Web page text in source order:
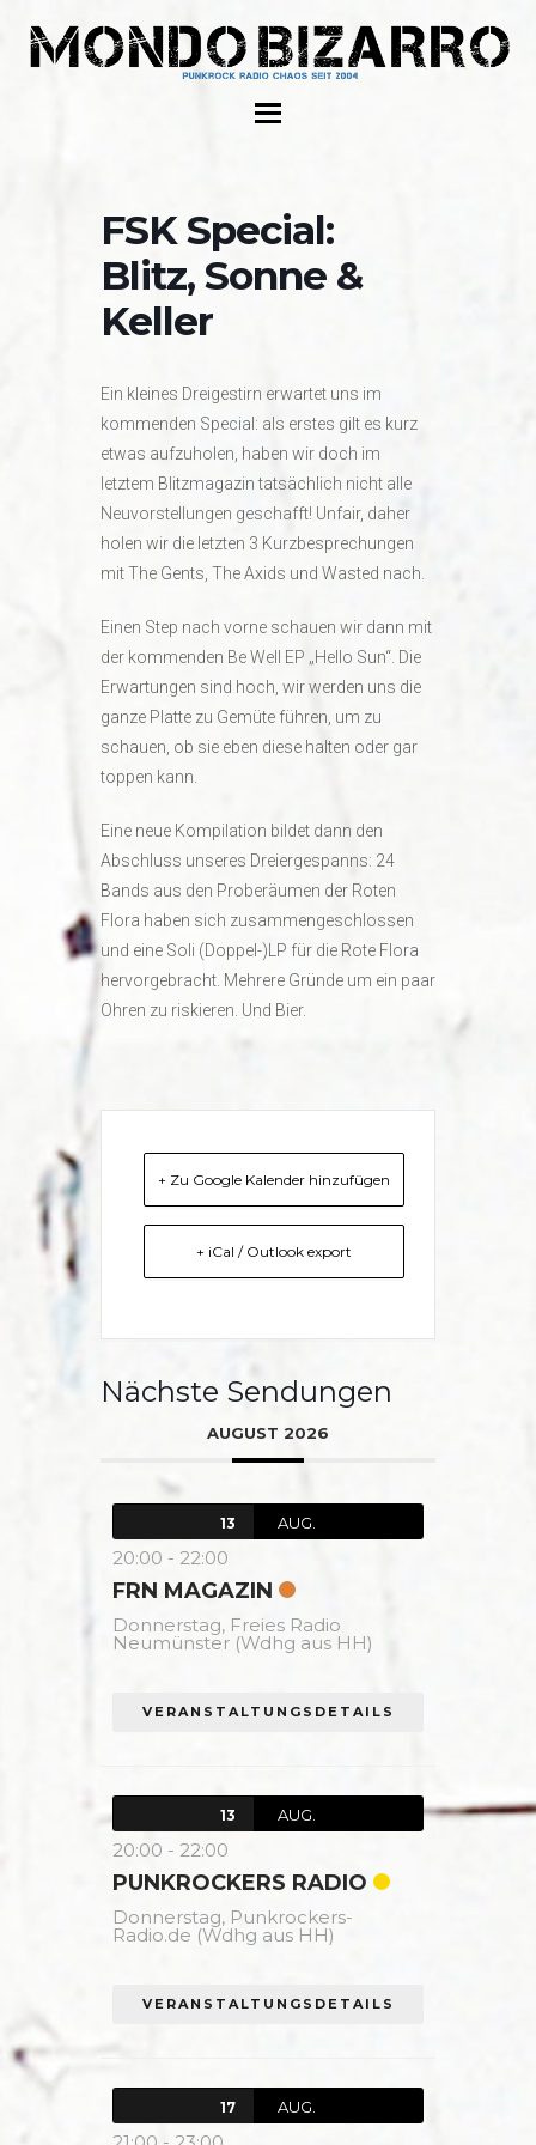
FSK Special:
Blitz, Sonne &
Keller
Ein kleines Dreigestirn erwartet uns im
kommenden Special: als erstes gilt es kurz
etwas aufzuholen, haben wir doch im
letztem Blitzmagazin tatsächlich nicht alle
Neuvorstellungen geschafft! Unfair, daher
holen wir die letzten 3 Kurzbesprechungen
mit The Gents, The Axids und Wasted nach.
Einen Step nach vorne schauen wir dann mit
der kommenden Be Well EP „Hello Sun“. Die
Erwartungen sind hoch, wir werden uns die
ganze Platte zu Gemüte führen, um zu
schauen, ob sie eben diese halten oder gar
toppen kann.
Eine neue Kompilation bildet dann den
Abschluss unseres Dreiergespanns: 24
Bands aus den Proberäumen der Roten
Flora haben sich zusammengeschlossen
und eine Soli (Doppel-)LP für die Rote Flora
hervorgebracht. Mehrere Gründe um ein paar
Ohren zu riskieren. Und Bier.
+ Zu Google Kalender hinzufügen
+ iCal / Outlook export
Nächste Sendungen
AUGUST 2026
13 AUG.
20:00 - 22:00
FRN MAGAZIN
Donnerstag, Freies Radio
Neumünster (Wdhg aus HH)
VERANSTALTUNGSDETAILS
13 AUG.
20:00 - 22:00
PUNKROCKERS RADIO
Donnerstag, Punkrockers-
Radio.de (Wdhg aus HH)
VERANSTALTUNGSDETAILS
17 AUG.